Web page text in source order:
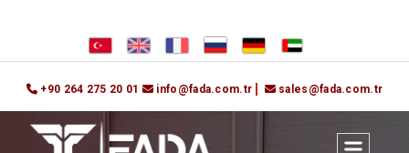
+90 264 275 20 01 info@fada.com.tr sales@fada.com.tr